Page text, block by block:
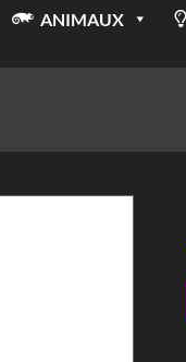
ANIMAUX